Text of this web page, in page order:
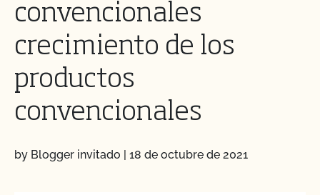
convencionales
crecimiento de los
productos
convencionales
by Blogger invitado | 18 de octubre de 2021